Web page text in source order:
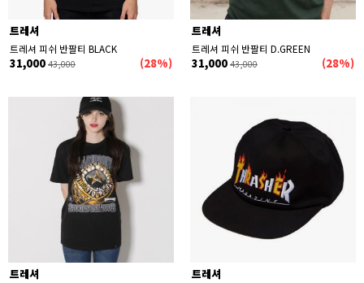
트레셔
트레셔 피쉬 반팔티 BLACK
31,000 43,000 (28%)
트레셔
트레셔 피쉬 반팔티 D.GREEN
31,000 43,000 (28%)
트레셔 트레셔